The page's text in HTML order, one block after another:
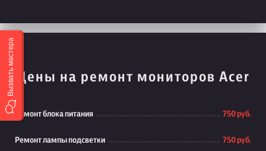
Цены на ремонт мониторов Acer
Ремонт блока питания 750 руб.
Ремонт лампы подсветки 750 руб.
Вызвать мастера